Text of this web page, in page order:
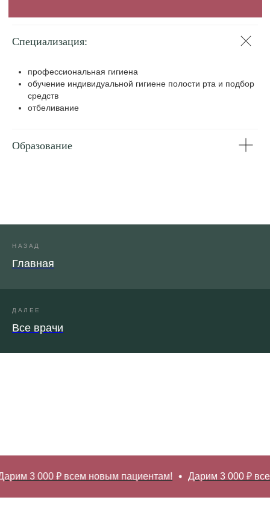
Специализация:
профессиональная гигиена
обучение индивидуальной гигиене полости рта и подбор
средств
отбеливание
Образование
НАЗАД
Главная
ДАЛЕЕ
Все врачи
3 000 ₽ всем новым пациентам! Дарим 3 000 ₽